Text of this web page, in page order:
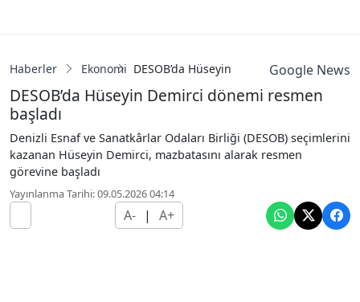
Haberler Ekonomi DESOB’da Hüseyin Demirci dönemi
Google News
DESOB’da Hüseyin Demirci dönemi resmen
başladı
Denizli Esnaf ve Sanatkârlar Odaları Birliği (DESOB) seçimlerini
kazanan Hüseyin Demirci, mazbatasını alarak resmen
görevine başladı
Yayınlanma Tarihi: 09.05.2026 04:14
A- | A+